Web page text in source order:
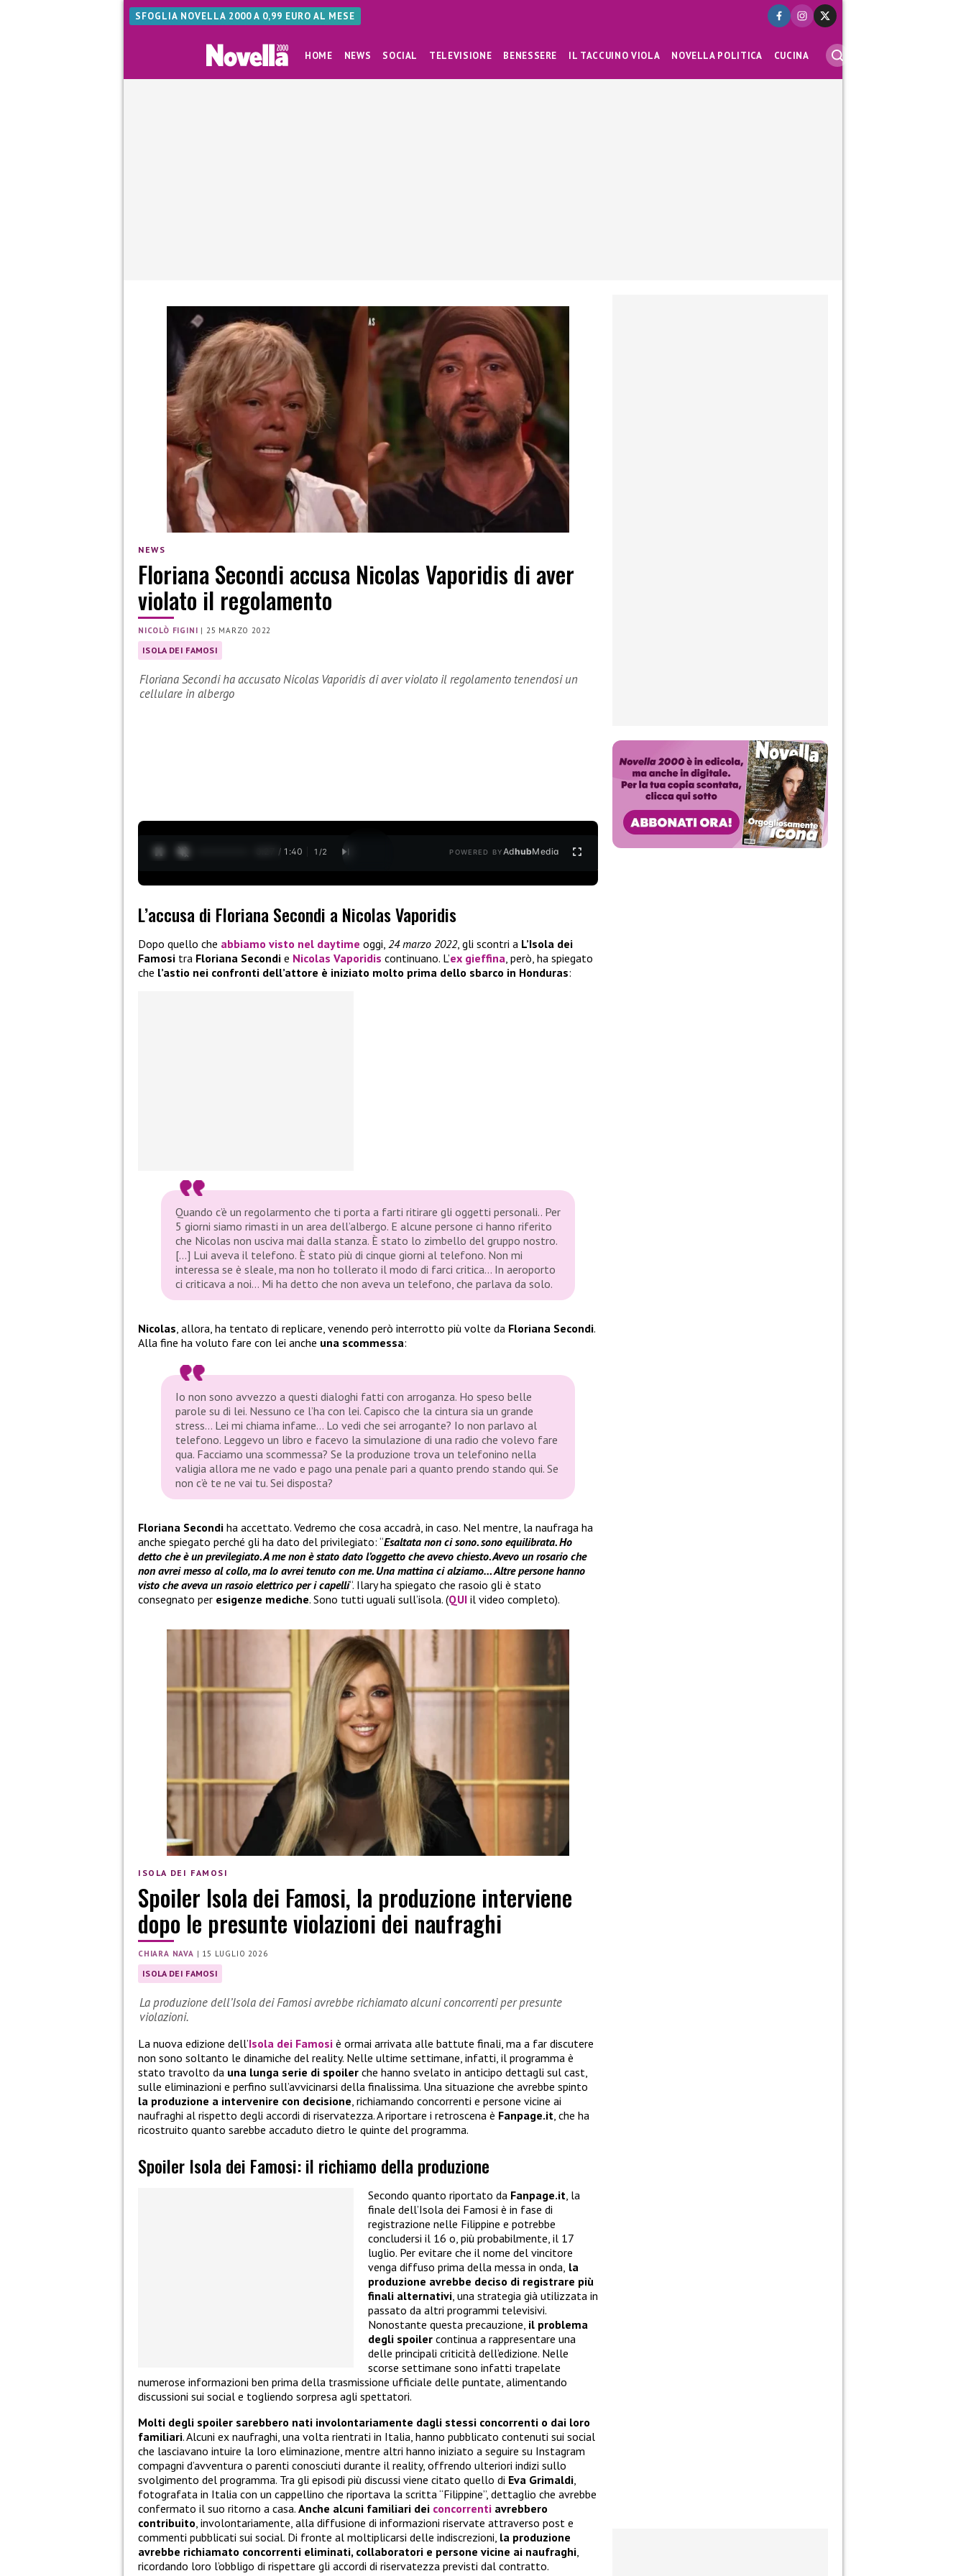
SFOGLIA NOVELLA 2000 A 0,99 EURO AL MESE
HOME NEWS SOCIAL TELEVISIONE BENESSERE IL TACCUINO VIOLA NOVELLA POLITICA CUCINA
NEWS
Floriana Secondi accusa Nicolas Vaporidis di aver
violato il regolamento
NICOLÒ FIGINI | 25 MARZO 2022
ISOLA DEI FAMOSI
Floriana Secondi ha accusato Nicolas Vaporidis di aver violato il regolamento tenendosi un
cellulare in albergo
0:28 / 1:40 1 /2 POWERED BYAdhubMedia
L’accusa di Floriana Secondi a Nicolas Vaporidis
Dopo quello che abbiamo visto nel daytime oggi, 24 marzo 2022, gli scontri a L’Isola dei
Famosi tra Floriana Secondi e Nicolas Vaporidis continuano. L’ex gieffina, però, ha spiegato
che l’astio nei confronti dell’attore è iniziato molto prima dello sbarco in Honduras:
Quando c’è un regolarmento che ti porta a farti ritirare gli oggetti personali.. Per
5 giorni siamo rimasti in un area dell’albergo. E alcune persone ci hanno riferito
che Nicolas non usciva mai dalla stanza. È stato lo zimbello del gruppo nostro.
[…] Lui aveva il telefono. È stato più di cinque giorni al telefono. Non mi
interessa se è sleale, ma non ho tollerato il modo di farci critica… In aeroporto
ci criticava a noi… Mi ha detto che non aveva un telefono, che parlava da solo.
Nicolas, allora, ha tentato di replicare, venendo però interrotto più volte da Floriana Secondi.
Alla fine ha voluto fare con lei anche una scommessa:
Io non sono avvezzo a questi dialoghi fatti con arroganza. Ho speso belle
parole su di lei. Nessuno ce l’ha con lei. Capisco che la cintura sia un grande
stress… Lei mi chiama infame… Lo vedi che sei arrogante? Io non parlavo al
telefono. Leggevo un libro e facevo la simulazione di una radio che volevo fare
qua. Facciamo una scommessa? Se la produzione trova un telefonino nella
valigia allora me ne vado e pago una penale pari a quanto prendo stando qui. Se
non c’è te ne vai tu. Sei disposta?
Floriana Secondi ha accettato. Vedremo che cosa accadrà, in caso. Nel mentre, la naufraga ha
anche spiegato perché gli ha dato del privilegiato: “Esaltata non ci sono. sono equilibrata. Ho
detto che è un previlegiato. A me non è stato dato l’oggetto che avevo chiesto. Avevo un rosario che
non avrei messo al collo, ma lo avrei tenuto con me. Una mattina ci alziamo… Altre persone hanno
visto che aveva un rasoio elettrico per i capelli“. Ilary ha spiegato che rasoio gli è stato
consegnato per esigenze mediche. Sono tutti uguali sull’isola. (QUI il video completo).
ISOLA DEI FAMOSI
Spoiler Isola dei Famosi, la produzione interviene
dopo le presunte violazioni dei naufraghi
CHIARA NAVA | 15 LUGLIO 2026
ISOLA DEI FAMOSI
La produzione dell’Isola dei Famosi avrebbe richiamato alcuni concorrenti per presunte
violazioni.
La nuova edizione dell’Isola dei Famosi è ormai arrivata alle battute finali, ma a far discutere
non sono soltanto le dinamiche del reality. Nelle ultime settimane, infatti, il programma è
stato travolto da una lunga serie di spoiler che hanno svelato in anticipo dettagli sul cast,
sulle eliminazioni e perfino sull’avvicinarsi della finalissima. Una situazione che avrebbe spinto
la produzione a intervenire con decisione, richiamando concorrenti e persone vicine ai
naufraghi al rispetto degli accordi di riservatezza. A riportare i retroscena è Fanpage.it, che ha
ricostruito quanto sarebbe accaduto dietro le quinte del programma.
Spoiler Isola dei Famosi: il richiamo della produzione
Secondo quanto riportato da Fanpage.it, la
finale dell’Isola dei Famosi è in fase di
registrazione nelle Filippine e potrebbe
concludersi il 16 o, più probabilmente, il 17
luglio. Per evitare che il nome del vincitore
venga diffuso prima della messa in onda, la
produzione avrebbe deciso di registrare più
finali alternativi, una strategia già utilizzata in
passato da altri programmi televisivi.
Nonostante questa precauzione, il problema
degli spoiler continua a rappresentare una
delle principali criticità dell’edizione. Nelle
scorse settimane sono infatti trapelate
numerose informazioni ben prima della trasmissione ufficiale delle puntate, alimentando
discussioni sui social e togliendo sorpresa agli spettatori.
Molti degli spoiler sarebbero nati involontariamente dagli stessi concorrenti o dai loro
familiari. Alcuni ex naufraghi, una volta rientrati in Italia, hanno pubblicato contenuti sui social
che lasciavano intuire la loro eliminazione, mentre altri hanno iniziato a seguire su Instagram
compagni d’avventura o parenti conosciuti durante il reality, offrendo ulteriori indizi sullo
svolgimento del programma. Tra gli episodi più discussi viene citato quello di Eva Grimaldi,
fotografata in Italia con un cappellino che riportava la scritta “Filippine”, dettaglio che avrebbe
confermato il suo ritorno a casa. Anche alcuni familiari dei concorrenti avrebbero
contribuito, involontariamente, alla diffusione di informazioni riservate attraverso post e
commenti pubblicati sui social. Di fronte al moltiplicarsi delle indiscrezioni, la produzione
avrebbe richiamato concorrenti eliminati, collaboratori e persone vicine ai naufraghi,
ricordando loro l’obbligo di rispettare gli accordi di riservatezza previsti dal contratto.